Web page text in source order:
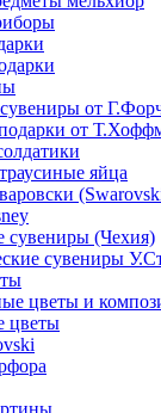
от
от
яйца
сувениры (Чехия)
сувениры
цветы и
цветы